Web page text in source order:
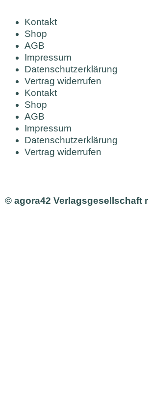
Kontakt
Shop
AGB
Impressum
Datenschutzerklärung
Vertrag widerrufen
Kontakt
Shop
AGB
Impressum
Datenschutzerklärung
Vertrag widerrufen
© agora42 Verlagsgesellschaft